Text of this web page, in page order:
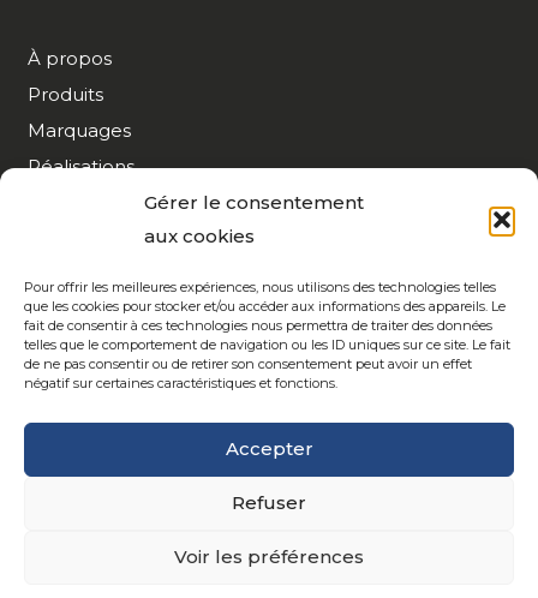
Gérer le consentement
aux cookies
Pour offrir les meilleures expériences, nous utilisons des technologies telles
que les cookies pour stocker et/ou accéder aux informations des appareils. Le
fait de consentir à ces technologies nous permettra de traiter des données
telles que le comportement de navigation ou les ID uniques sur ce site. Le fait
de ne pas consentir ou de retirer son consentement peut avoir un effet
négatif sur certaines caractéristiques et fonctions.
Accepter
Refuser
Voir les préférences
À propos
Produits
Marquages
Réalisations
Nos Calendriers…
Parc d’Activités de la Vallée de l’Ecaillon –
+33 (0)3 27 32 27 77
commercial@ariane7.fr